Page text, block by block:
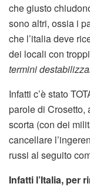
che giusto
sono altri, ossia i
che l’italia deve
dei locali con
termini
Infatti c’è stato
parole di Crosetto,
scorta (con dei
cancellare
russi al seguito
Infatti l’Italia, per